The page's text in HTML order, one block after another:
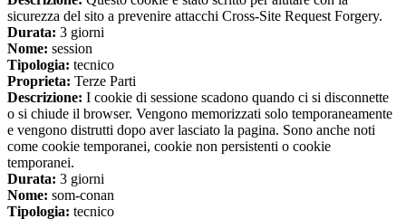
sicurezza del sito a prevenire attacchi Cross-Site Request Forgery.
Durata: 3 giorni
Nome: session
Tipologia: tecnico
Proprieta: Terze Parti
Descrizione: I cookie di sessione scadono quando ci si disconnette
o si chiude il browser. Vengono memorizzati solo temporaneamente
e vengono distrutti dopo aver lasciato la pagina. Sono anche noti
come cookie temporanei, cookie non persistenti o cookie
temporanei.
Durata: 3 giorni
Nome: som-conan
Tipologia: tecnico